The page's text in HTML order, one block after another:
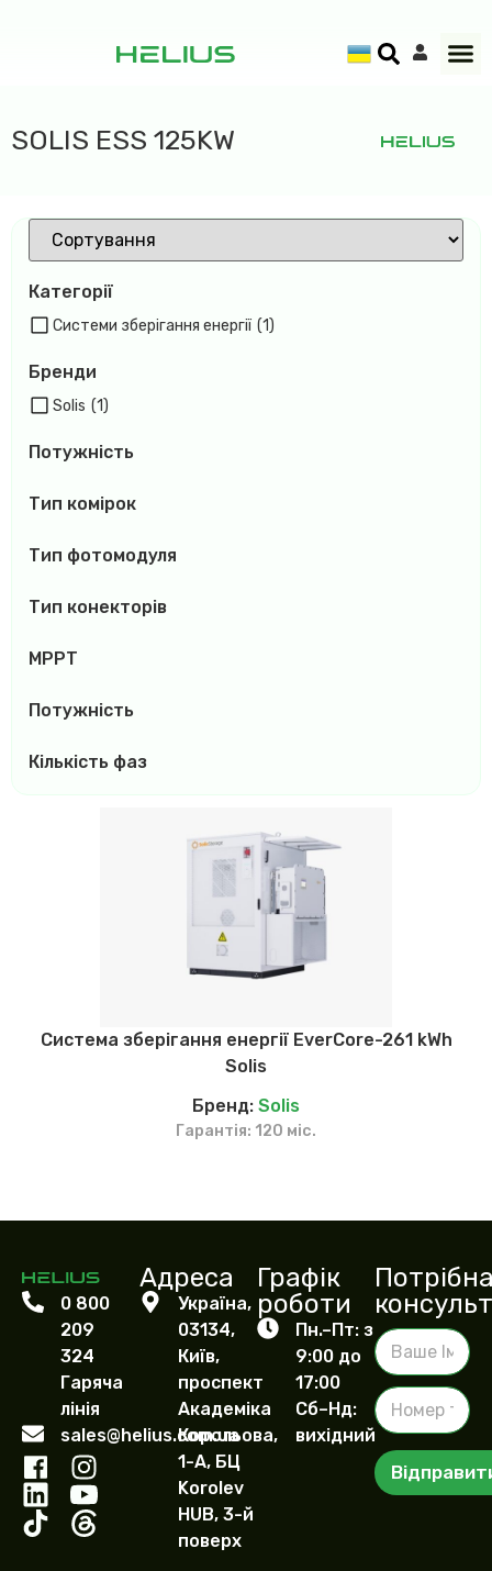
SOLIS ESS 125KW
Категорії
Системи зберігання енергії (1)
Бренди
Solis (1)
Потужність
Тип комірок
Тип фотомодуля
Тип конекторів
MPPT
Потужність
Кількість фаз
Система зберігання енергії EverCore-261 kWh
Solis
Бренд: Solis
Гарантія: 120 міс.
0 800
209
324
Гаряча
лінія
sales@helius.com.ua
Адреса
Україна,
03134,
Київ,
проспект
Академіка
Корольова,
1-А, БЦ
Korolev
HUB, 3-й
поверх
Графік
роботи
Пн.–Пт: з
9:00 до
17:00
Сб–Нд:
вихідний
В
а
ш
е
І
м
'
я
Н
о
м
е
р